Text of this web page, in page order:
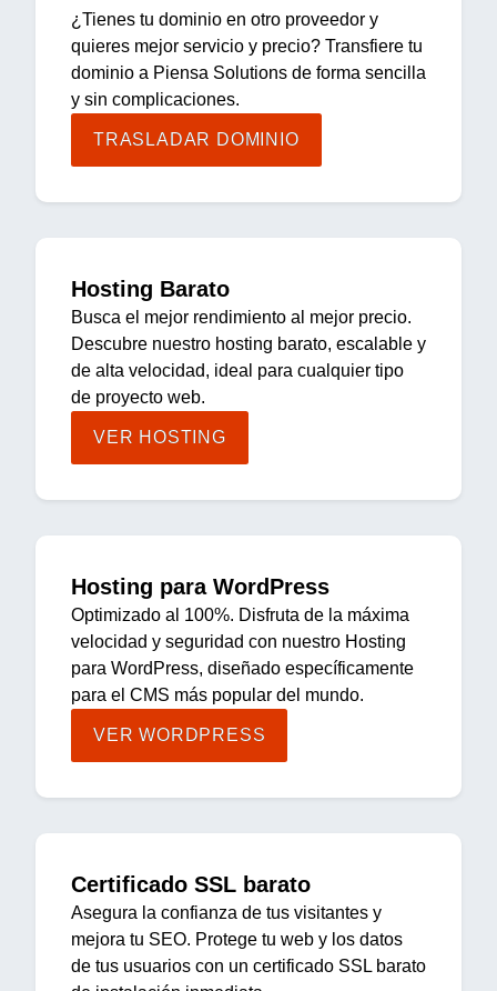
¿Tienes tu dominio en otro proveedor y
quieres mejor servicio y precio? Transfiere tu
dominio a Piensa Solutions de forma sencilla
y sin complicaciones.
TRASLADAR DOMINIO
Hosting Barato
Busca el mejor rendimiento al mejor precio.
Descubre nuestro hosting barato, escalable y
de alta velocidad, ideal para cualquier tipo
de proyecto web.
VER HOSTING
Hosting para WordPress
Optimizado al 100%. Disfruta de la máxima
velocidad y seguridad con nuestro Hosting
para WordPress, diseñado específicamente
para el CMS más popular del mundo.
VER WORDPRESS
Certificado SSL barato
Asegura la confianza de tus visitantes y
mejora tu SEO. Protege tu web y los datos
de tus usuarios con un certificado SSL barato